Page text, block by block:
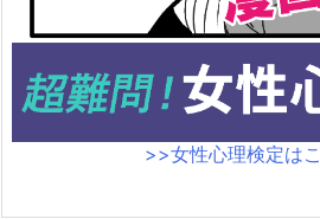
>>女性心理検定は